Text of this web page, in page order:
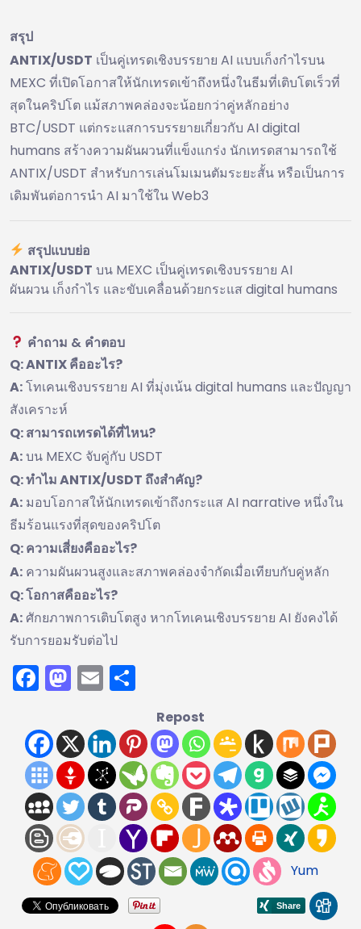
สรุป
ANTIX/USDT เป็นคู่เทรดเชิงบรรยาย AI แบบเก็งกำไรบน
MEXC ที่เปิดโอกาสให้นักเทรดเข้าถึงหนึ่งในธีมที่เติบโตเร็วที่
สุดในคริปโต แม้สภาพคล่องจะน้อยกว่าคู่หลักอย่าง
BTC/USDT แต่กระแสการบรรยายเกี่ยวกับ AI digital
humans สร้างความผันผวนที่แข็งแกร่ง นักเทรดสามารถใช้
ANTIX/USDT สำหรับการเล่นโมเมนตัมระยะสั้น หรือเป็นการ
เดิมพันต่อการนำ AI มาใช้ใน Web3
สรุปแบบย่อ
ANTIX/USDT บน MEXC เป็นคู่เทรดเชิงบรรยาย AI
ผันผวน เก็งกำไร และขับเคลื่อนด้วยกระแส digital humans
คำถาม & คำตอบ
Q: ANTIX คืออะไร?
A:โทเคนเชิงบรรยาย AI ที่มุ่งเน้น digital humans และปัญญา
สังเคราะห์
Q: สามารถเทรดได้ที่ไหน?
A:บน MEXC จับคู่กับ USDT
Q: ทำไม ANTIX/USDT ถึงสำคัญ?
A: มอบโอกาสให้นักเทรดเข้าถึงกระแส AI narrative หนึ่งใน
ธีมร้อนแรงที่สุดของคริปโต
Q: ความเสี่ยงคืออะไร?
A: ความผันผวนสูงและสภาพคล่องจำกัดเมื่อเทียบกับคู่หลัก
Q: โอกาสคืออะไร?
A:ศักยภาพการเติบโตสูง หากโทเคนเชิงบรรยาย AI ยังคงได้
รับการยอมรับต่อไป
Facebook
Mastodon
Email
Repost
Yum